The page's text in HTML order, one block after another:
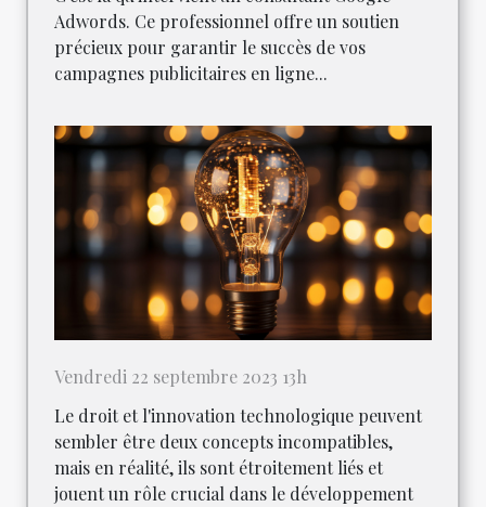
Adwords. Ce professionnel offre un soutien
précieux pour garantir le succès de vos
campagnes publicitaires en ligne...
Vendredi 22 septembre 2023 13h
Le droit et l'innovation technologique peuvent
sembler être deux concepts incompatibles,
mais en réalité, ils sont étroitement liés et
jouent un rôle crucial dans le développement